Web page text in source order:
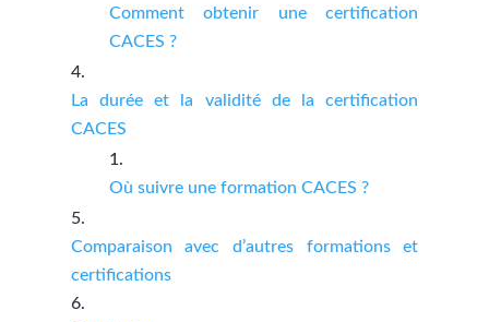
Comment obtenir une certification
CACES ?
La durée et la validité de la certification
CACES
Où suivre une formation CACES ?
Comparaison avec d’autres formations et
certifications